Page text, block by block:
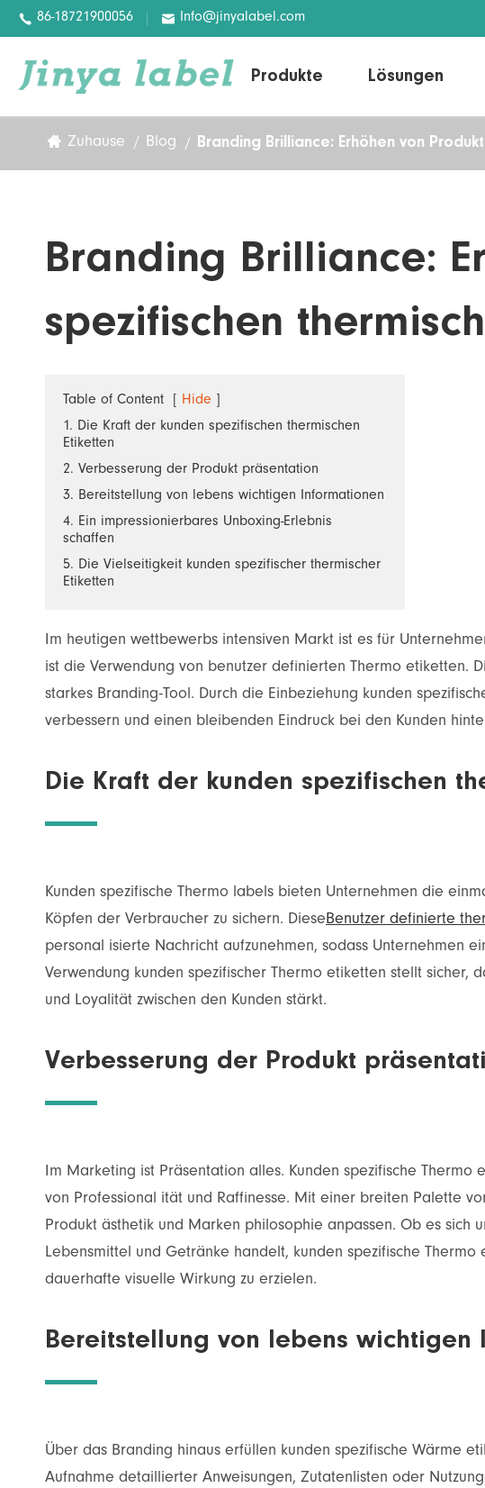
 86-18721900056  Info@jinyalabel.com
Produkte
Grund film
Digitales Label
Pharmazeut ische Etiketten
Abwasch etiketten
Kleidungs-Label
Spezielle Anwendung
Lösungen
Zuhause Blog Branding Brilliance: Erhöhen von
Branding Brilliance:
spezifischen
Table of Content Hide
1. Die Kraft der kunden spezifischen thermischen
Etiketten
2. Verbesserung der Produkt präsentation
3. Bereitstellung von lebens wichtigen Informationen
4. Ein impressionierbares Unboxing-Erlebnis
schaffen
5. Die Vielseitigkeit kunden spezifischer thermischer
Etiketten
Im heutigen wettbewerbs intensiven Markt ist es für
ist die Verwendung von benutzer definierten Thermo etiketten.
starkes Branding-Tool. Durch die Einbeziehung kunden
verbessern und einen bleibenden Eindruck bei den Kunden
Die Kraft der kunden spezifischen
Kunden spezifische Thermo labels bieten Unternehmen die
Köpfen der Verbraucher zu sichern. DieseBenutzer definierte
personal isierte Nachricht aufzunehmen, sodass Unternehmen
Verwendung kunden spezifischer Thermo etiketten stellt
und Loyalität zwischen den Kunden stärkt.
Verbesserung der Produkt
Im Marketing ist Präsentation alles. Kunden spezifische
von Professional ität und Raffinesse. Mit einer breiten Palette
Produkt ästhetik und Marken philosophie anpassen. Ob es sich
Lebensmittel und Getränke handelt, kunden spezifische
dauerhafte visuelle Wirkung zu erzielen.
Bereitstellung von lebens wichtigen
Über das Branding hinaus erfüllen kunden spezifische Wärme
Aufnahme detaillierter Anweisungen, Zutatenlisten oder